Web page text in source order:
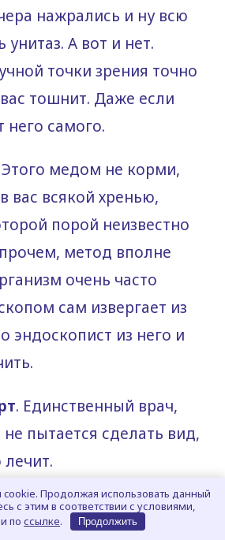
нажрались и ну всю
А вот и нет.
точки зрения точно
тошнит. Даже если
самого.
Этого медом не корми,
вас всякой хренью,
порой неизвестно
метод вполне
очень часто
сам извергает из
эндоскопист из него и
. Единственный врач,
пытается сделать вид,
лечит.
. Самый
из всех
Продолжая использовать данный
с этим в соответствии с условиями,
поссылке. Продолжить